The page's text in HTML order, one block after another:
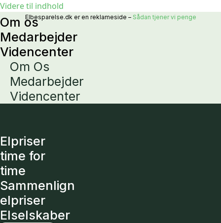
Videre til indhold
Elbesparelse.dk er en reklameside – Sådan tjener vi penge
Om os
Medarbejder
Videncenter
Om Os
Medarbejder
Videncenter
Elpriser
time for
time
Sammenlign
elpriser
Elselskaber